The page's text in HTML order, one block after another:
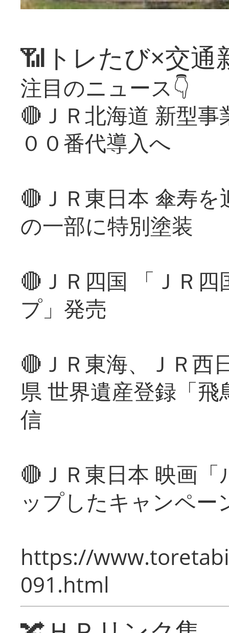
📶トレたび×交通
注目のニュース👇
🔴ＪＲ北海道 新型
００番代導入へ
🔴ＪＲ東日本 傘寿
の一部に特別塗装
🔴ＪＲ四国 「ＪＲ
プ」発売
🔴ＪＲ東海、ＪＲ西
県 世界遺産登録「
信
🔴ＪＲ東日本 映画
ップしたキャンペー
https://
091.html